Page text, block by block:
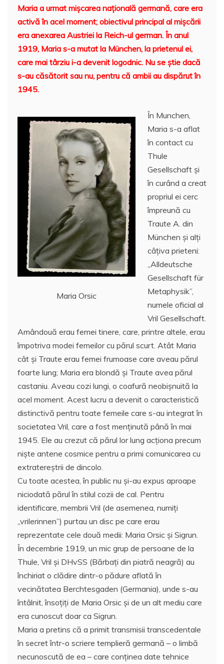
Maria a urmat mișcarea națională germană, care era
activă în acel moment; obiectivul principal al mișcării
era anexarea Austriei la Reich-ul german. În anul
1919, Maria s-a mutat la München, la prietenul ei,
care mai târziu i-a devenit logodnic. Nu se știe dacă
s-au căsătorit sau nu, pentru că ambii au dispărut în
1945.
Maria Orsic
În Munchen,
Maria s-a aflat
în contact cu
Thule
Gesellschaft și
în curând a creat
propriul ei cerc
împreună cu
Traute A. din
München și alți
câțiva prieteni:
„Alldeutsche
Gesellschaft für
Metaphysik”,
numele oficial al
Vril Gesellschaft.
Amândouă erau femei tinere, care, printre altele, erau
împotriva modei femeilor cu părul scurt. Atât Maria
cât și Traute erau femei frumoase care aveau părul
foarte lung; Maria era blondă și Traute avea părul
castaniu. Aveau cozi lungi, o coafură neobişnuită la
acel moment. Acest lucru a devenit o caracteristică
distinctivă pentru toate femeile care s-au integrat în
societatea Vril, care a fost menţinută până în mai
1945. Ele au crezut că părul lor lung acționa precum
nişte antene cosmice pentru a primi comunicarea cu
extratereştrii de dincolo.
Cu toate acestea, în public nu şi-au expus aproape
niciodată părul în stilul cozii de cal. Pentru
identificare, membrii Vril (de asemenea, numiţi
„vrilerinnen”) purtau un disc pe care erau
reprezentate cele două medii: Maria Orsic și Sigrun.
În decembrie 1919, un mic grup de persoane de la
Thule, Vril și DHvSS (Bărbați din piatră neagră) au
închiriat o clădire dintr-o pădure aflată în
vecinătatea Berchtesgaden (Germania), unde s-au
întâlnit, însoțiţi de Maria Orsic și de un alt mediu care
era cunoscut doar ca Sigrun.
Maria a pretins că a primit transmisii transcedentale
în secret într-o scriere templieră germană – o limbă
necunoscută de ea – care conținea date tehnice